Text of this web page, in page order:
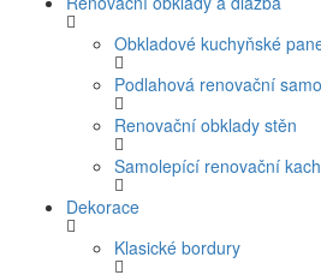
Obkladové kuchyňské
Podlahová renovační
Renovační obklady stěn
Samolepící renovační
Dekorace
Klasické bordury